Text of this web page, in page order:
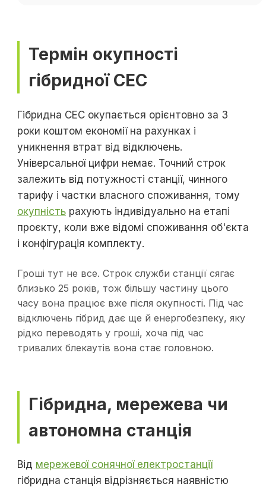
Термін окупності
гібридної СЕС
Гібридна СЕС окупається орієнтовно за 3
роки коштом економії на рахунках і
уникнення втрат від відключень.
Універсальної цифри немає. Точний строк
залежить від потужності станції, чинного
тарифу і частки власного споживання, тому
окупність рахують індивідуально на етапі
проєкту, коли вже відомі споживання об'єкта
і конфігурація комплекту.
Гроші тут не все. Строк служби станції сягає
близько 25 років, тож більшу частину цього
часу вона працює вже після окупності. Під час
відключень гібрид дає ще й енергобезпеку, яку
рідко переводять у гроші, хоча під час
тривалих блекаутів вона стає головною.
Гібридна, мережева чи
автономна станція
Від мережевої сонячної електростанції
гібридна станція відрізняється наявністю